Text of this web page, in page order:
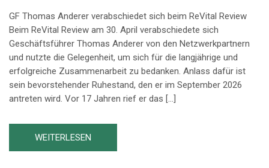
GF Thomas Anderer verabschiedet sich beim ReVital Review
Beim ReVital Review am 30. April verabschiedete sich
Geschäftsführer Thomas Anderer von den Netzwerkpartnern
und nutzte die Gelegenheit, um sich für die langjährige und
erfolgreiche Zusammenarbeit zu bedanken. Anlass dafür ist
sein bevorstehender Ruhestand, den er im September 2026
antreten wird. Vor 17 Jahren rief er das […]
WEITERLESEN